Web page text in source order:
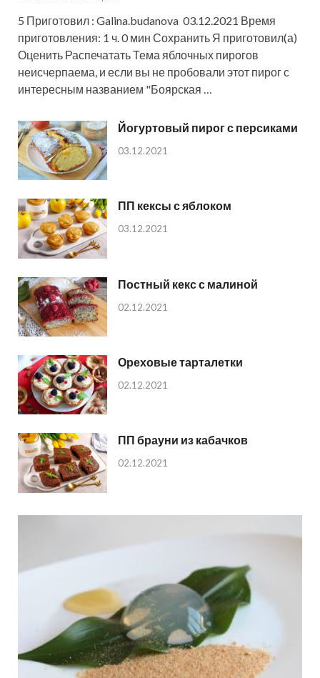
5 Приготовил : Galina.budanova 03.12.2021 Время
приготовления: 1 ч. 0 мин Сохранить Я приготовил(а)
Оценить Распечатать Тема яблочных пирогов
неисчерпаема, и если вы не пробовали этот пирог с
интересным названием "Боярская …
Йогуртовый пирог с персиками
03.12.2021
ПП кексы с яблоком
03.12.2021
Постный кекс с малиной
02.12.2021
Ореховые тарталетки
02.12.2021
ПП брауни из кабачков
02.12.2021